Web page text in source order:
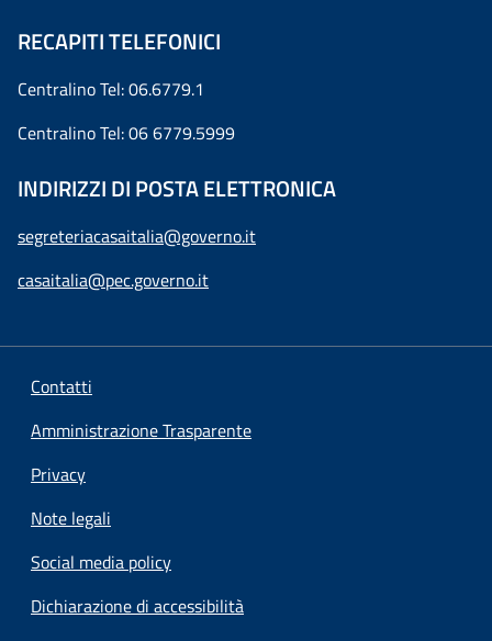
RECAPITI TELEFONICI
Centralino Tel: 06.6779.1
Centralino Tel: 06 6779.5999
INDIRIZZI DI POSTA ELETTRONICA
segreteriacasaitalia@governo.it
casaitalia@pec.governo.it
Contatti
Amministrazione Trasparente
Privacy
Note legali
Social media policy
Dichiarazione di accessibilità